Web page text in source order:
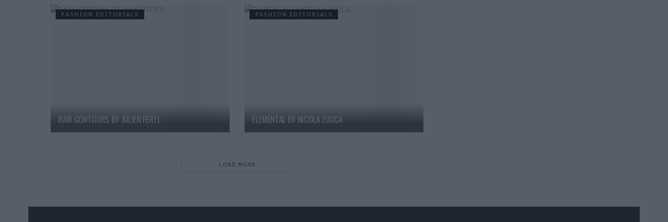
FASHION EDITORIALS
RAW CONTOURS BY JULIEN FERTL
FASHION EDITORIALS
ELEMENTAL BY NICOLA ZUCCA
LOAD MORE